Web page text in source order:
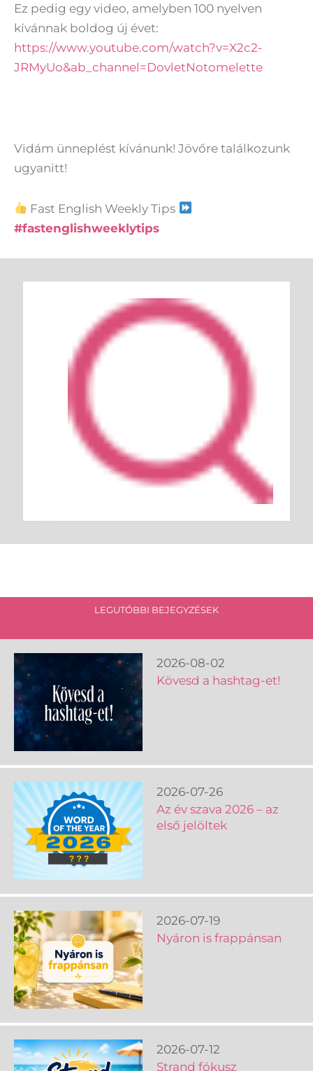
Ez pedig egy video, amelyben 100 nyelven
kívánnak boldog új évet:
https://www.youtube.com/watch?v=X2c2-
JRMyUo&ab_channel=DovletNotomelette
Vidám ünneplést kívánunk! Jövőre találkozunk
ugyanitt!
Fast English Weekly Tips
#fastenglishweeklytips
LEGUTÓBBI BEJEGYZÉSEK
2026-08-02
Kövesd a hashtag-et!
2026-07-26
Az év szava 2026 – az
első jelöltek
2026-07-19
Nyáron is frappánsan
2026-07-12
Strand fókusz